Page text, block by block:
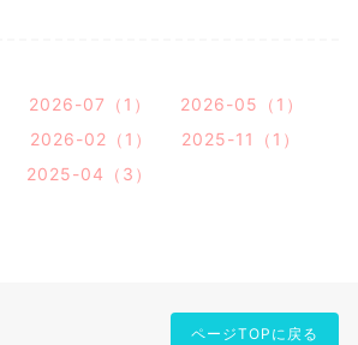
2026-07（1）
2026-05（1）
2026-02（1）
2025-11（1）
2025-04（3）
ページTOPに戻る